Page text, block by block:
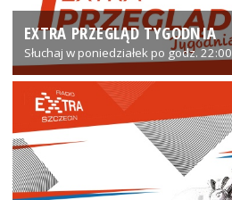
EXTRA PRZEGLĄD TYGODNIA
Słuchaj w poniedziałek po godz. 22:00